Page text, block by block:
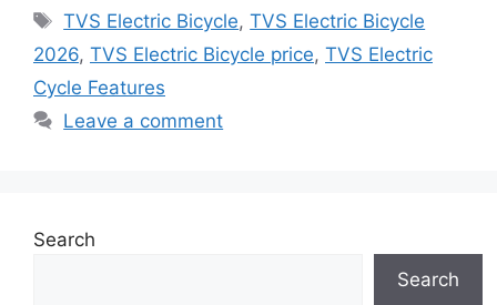
Tags
TVS Electric Bicycle,TVS Electric Bicycle
2026, TVS Electric Bicycle price, TVS Electric
Cycle Features
Leave a comment
Search
Search